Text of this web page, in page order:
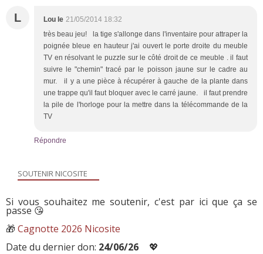
L Lou le 21/05/2014 18:32
très beau jeu! la tige s'allonge dans l'inventaire pour attraper la
poignée bleue en hauteur j'ai ouvert le porte droite du meuble
TV en résolvant le puzzle sur le côté droit de ce meuble . il faut
suivre le "chemin" tracé par le poisson jaune sur le cadre au
mur. il y a une pièce à récupérer à gauche de la plante dans
une trappe qu'il faut bloquer avec le carré jaune. il faut prendre
la pile de l'horloge pour la mettre dans la télécommande de la
TV
Répondre
SOUTENIR NICOSITE
Si vous souhaitez me soutenir, c'est par ici que ça se
passe 😘
🎁 Cagnotte 2026 Nicosite
Date du dernier don: 24/06/26 💖